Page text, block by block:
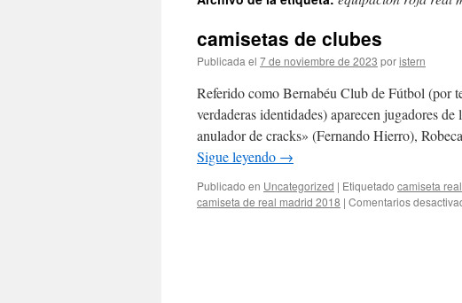
contenido
camisetas de clubes
Publicada el 7 de noviembre de 2023 poristern
Referido como Bernabéu Club de Fútbol (por
verdaderas identidades) aparecen jugadores
anulador de cracks» (Fernando Hierro),
Sigue leyendo →
Publicado en Uncategorized | Etiquetado camiseta
camiseta de real madrid 2018 | Comentarios